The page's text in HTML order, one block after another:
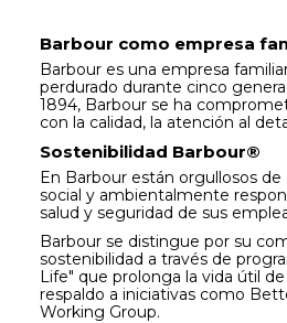
Barbour como empresa
Barbour es una empresa
perdurado durante cinco
1894, Barbour se ha
con la calidad, la atención al
Sostenibilidad Barbour®
En Barbour están orgullosos
social y ambientalmente
salud y seguridad de sus
Barbour se distingue por su
sostenibilidad a través de
Life" que prolonga la vida útil
respaldo a iniciativas como
Working Group.